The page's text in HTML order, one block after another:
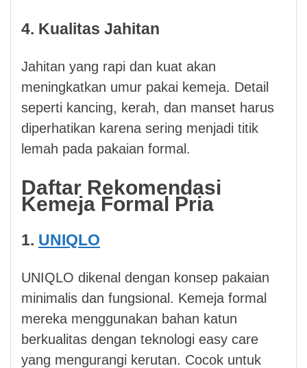
4. Kualitas Jahitan
Jahitan yang rapi dan kuat akan
meningkatkan umur pakai kemeja. Detail
seperti kancing, kerah, dan manset harus
diperhatikan karena sering menjadi titik
lemah pada pakaian formal.
Daftar Rekomendasi
Kemeja Formal Pria
1. UNIQLO
UNIQLO dikenal dengan konsep pakaian
minimalis dan fungsional. Kemeja formal
mereka menggunakan bahan katun
berkualitas dengan teknologi easy care
yang mengurangi kerutan. Cocok untuk